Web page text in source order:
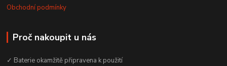
Obchodní podmínky
Proč nakoupit u nás
✓ Baterie okamžitě připravena k použití